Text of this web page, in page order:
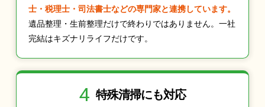
士・税理士・司法書士などの専門家と連携しています。
遺品整理・生前整理だけで終わりではありません。一社
完結はキズナリライフだけです。
4 特殊清掃にも対応